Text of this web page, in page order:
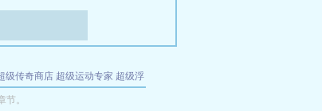
级传奇商店 超级运动专家 超级浮
夺舍了魔皇
。